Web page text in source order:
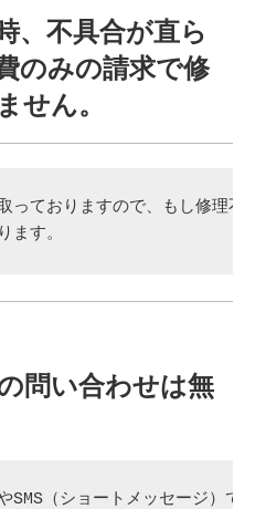
、不具合が直ら
のみの請求で修
せん。
っておりますので、もし修理不能
ます。
問い合わせは無
（ショートメッセージ）で問